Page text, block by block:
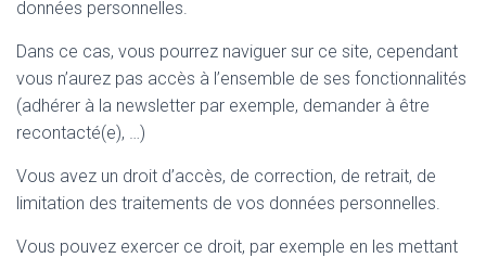
données personnelles.
Dans ce cas, vous pourrez naviguer sur ce site, cependant
vous n’aurez pas accès à l’ensemble de ses fonctionnalités
(adhérer à la newsletter par exemple, demander à être
recontacté(e), …)
Vous avez un droit d’accès, de correction, de retrait, de
limitation des traitements de vos données personnelles.
Vous pouvez exercer ce droit, par exemple en les mettant